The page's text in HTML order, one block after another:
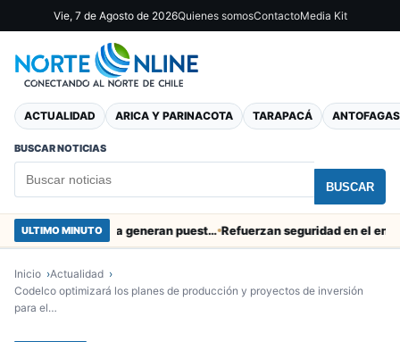
Vie, 7 de Agosto de 2026Quienes somosContactoMedia Kit
ACTUALIDAD ARICA Y PARINACOTA TARAPACÁ
BUSCAR NOTICIAS
BUSCAR
ULTIMO MINUTO Obras de Aguas del Altiplano en Arica generan puestos de trabajo Refuerzan seguridad en el entorno
Inicio
Actualidad
Codelco optimizará los planes de producción y proyectos de inversión
para el…